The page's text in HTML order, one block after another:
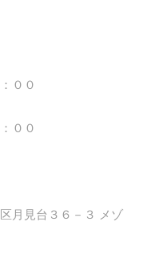
００
００
月見台３６－３ メゾ